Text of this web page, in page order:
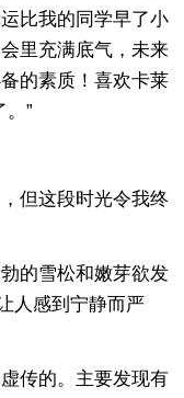
比我的同学早了小
里充满底气，未来
的素质！喜欢卡莱
”
但这段时光令我终
的雪松和嫩芽欲发
人感到宁静而严
传的。主要发现有